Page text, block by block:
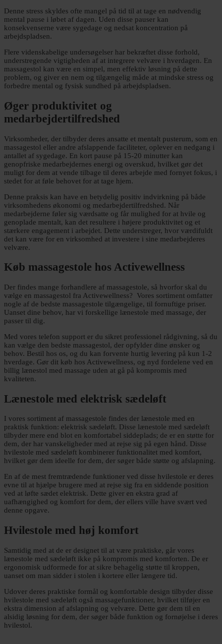
Denne stress skyldes ofte mangel på tid til at tage en nødvendig
mental pause i løbet af dagen. Uden disse pauser kan
konsekvenserne være sygedage og nedsat koncentration på
arbejdspladsen.
Flere videnskabelige undersøgelser har bekræftet disse forhold,
understregende vigtigheden af at integrere velvære i hverdagen. En
massagestol kan være en simpel, men effektiv løsning på dette
problem, og giver en nem og tilgængelig måde at mindske stress og
forbedre mental og fysisk sundhed på arbejdspladsen.
Øger produktivitet og
medarbejdertilfredshed
Virksomheder, der tilbyder deres ansatte et mentalt pusterum, som en
massagestol eller andre afslappende faciliteter, oplever en nedgang i
antallet af sygedage. En kort pause på 15-20 minutter kan
genopfriske medarbejdernes energi og overskud, hvilket gør det
muligt for dem at vende tilbage til deres arbejde med fornyet fokus, i
stedet for at føle behovet for at tage hjem.
Denne praksis kan have en betydelig positiv indvirkning på både
virksomhedens økonomi og medarbejdertilfredshed. Når
medarbejderne føler sig værdsatte og får mulighed for at hvile og
genoplade mentalt, kan det resultere i højere produktivitet og et
stærkere engagement i arbejdet. Dette understreger, hvor værdifuldt
det kan være for en virksomhed at investere i sine medarbejderes
velvære.
Køb massagestole hos Activewellness
Der findes mange forhandlere af massagestole, så hvorfor skal du
vælge en massagestol fra Activewellness? Vores sortiment omfatter
nogle af de bedste massagestole tilgængelige, til fornuftige priser.
Uanset dine behov, har vi forskellige lænestole med massage, der
passer til dig.
Med vores telefon support er du sikret professionel rådgivning, så du
kan vælge den bedste massagestol, der opfylder dine ønsker og
behov. Bestil hos os, og du kan forvente hurtig levering på kun 1-2
hverdage. Gør dit køb hos Activewellness, og nyd fordelene ved en
billig lænestol med massage uden at gå på kompromis med
kvaliteten.
Lænestole med elektrisk sædeløft
I vores sortiment af massagestole findes der lænestole med en
praktisk funktion: elektrisk sædeløft. Disse lænestole med sædeløft
tilbyder mere end blot en komfortabel siddeplads; de er en støtte for
dem, der har vanskeligheder med at rejse sig på egen hånd. Disse
hvilestole med sædeløft kombinerer funktionalitet med komfort,
hvilket gør dem ideelle for dem, der søger både støtte og afslapning.
En af de mest fremtrædende funktioner ved disse hvilestole er deres
evne til at hjælpe brugere med at rejse sig fra en siddende position
ved at løfte sædet elektrisk. Dette giver en ekstra grad af
uafhængighed og komfort for dem, der ellers ville have svært ved
denne opgave.
Hvilestole med høj komfort
Samtidig med at de er designet til at være praktiske, går vores
lænestole med sædeløft ikke på kompromis med komforten. De er
ergonomisk udformede for at sikre behagelig støtte til kroppen,
uanset om man sidder i stolen i kortere eller længere tid.
Udover deres praktiske formål og komfortable design tilbyder disse
hvilestole med sædeløft også massagefunktioner, hvilket tilføjer en
ekstra dimension af afslapning og velvære. Dette gør dem til en
alsidig løsning for dem, der søger både funktion og fornøjelse i deres
hvilestol.